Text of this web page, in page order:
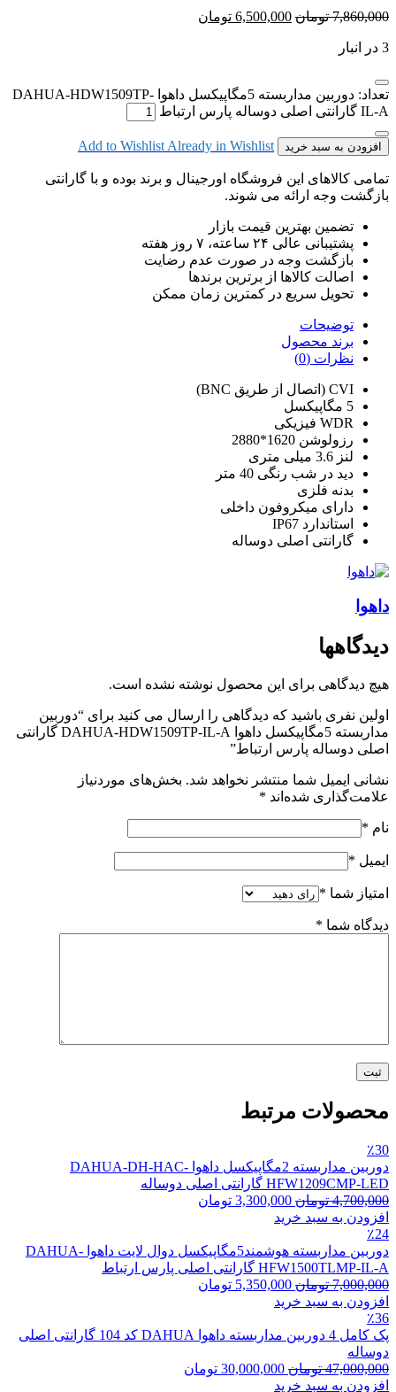
7,860,000 تومان 6,500,000 تومان
3 در انبار
تعداد: دوربین مداربسته 5مگاپیکسل داهوا DAHUA-HDW1509TP-
IL-A گارانتی اصلی دوساله پارس ارتباط
افزودن به سبد خرید Add to Wishlist Already in Wishlist
تمامی کالاهای این فروشگاه اورجینال و برند بوده و با گارانتی
بازگشت وجه ارائه می شوند.
تضمین بهترین قیمت بازار
پشتیبانی عالی ۲۴ ساعته، ۷ روز هفته
بازگشت وجه در صورت عدم رضایت
اصالت کالاها از برترین برندها
تحویل سریع در کمترین زمان ممکن
توضیحات
برند محصول
نظرات (0)
CVI (اتصال از طریق BNC)
5 مگاپیکسل
WDR فیزیکی
رزولوشن 1620*2880
لنز 3.6 میلی متری
دید در شب رنگی 40 متر
بدنه فلزی
دارای میکروفون داخلی
استاندارد IP67
گارانتی اصلی دوساله
داهوا
دیدگاهها
هیچ دیدگاهی برای این محصول نوشته نشده است.
اولین نفری باشید که دیدگاهی را ارسال می کنید برای “دوربین
مداربسته 5مگاپیکسل داهوا DAHUA-HDW1509TP-IL-A گارانتی
اصلی دوساله پارس ارتباط”
نشانی ایمیل شما منتشر نخواهد شد. بخش‌های موردنیاز
علامت‌گذاری شده‌اند *
نام *
ایمیل *
امتیاز شما *
دیدگاه شما *
محصولات مرتبط
٪30
دوربین مداربسته 2مگاپیکسل داهوا DAHUA-DH-HAC-
HFW1209CMP-LED گارانتی اصلی دوساله
4,700,000 تومان 3,300,000 تومان
افزودن به سبد خرید
٪24
دوربین مداربسته هوشمند5مگاپیکسل دوال لایت داهوا DAHUA-
HFW1500TLMP-IL-A گارانتی اصلی پارس ارتباط
7,000,000 تومان 5,350,000 تومان
افزودن به سبد خرید
٪36
پک کامل 4 دوربین مداربسته داهوا DAHUA کد 104 گارانتی اصلی
دوساله
47,000,000 تومان 30,000,000 تومان
افزودن به سبد خرید